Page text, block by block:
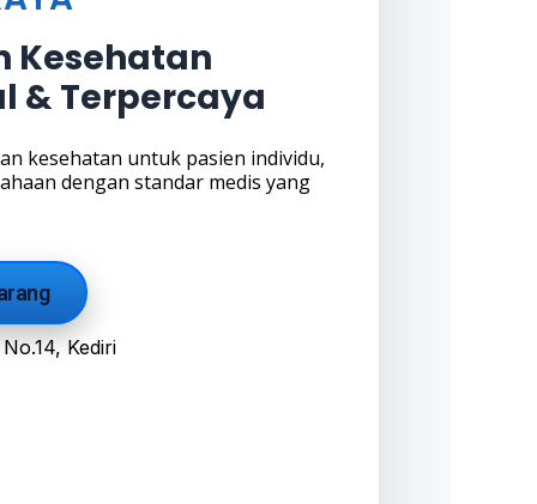
Kesehatan
& Terpercaya
kesehatan untuk pasien individu,
dengan standar medis yang
Kediri